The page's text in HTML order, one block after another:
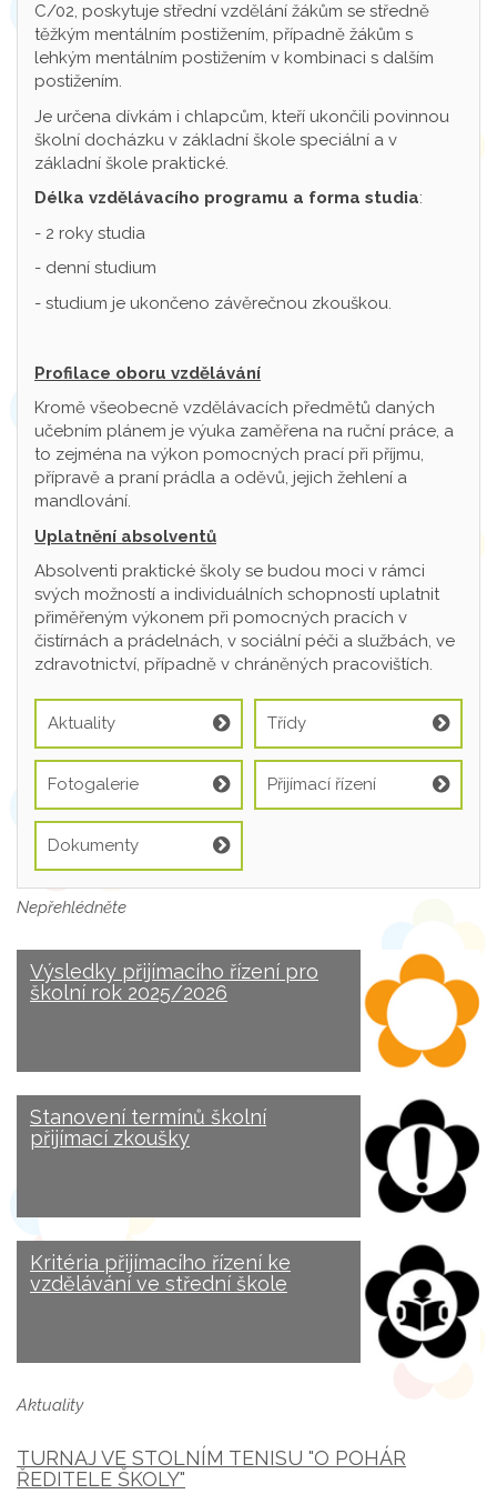
C/02, poskytuje střední vzdělání žákům se středně
těžkým mentálním postižením, případně žákům s
lehkým mentálním postižením v kombinaci s dalším
postižením.
Je určena dívkám i chlapcům, kteří ukončili povinnou
školní docházku v základní škole speciální a v
základní škole praktické.
Délka vzdělávacího programu a forma studia:
- 2 roky studia
- denní studium
- studium je ukončeno závěrečnou zkouškou.
Profilace oboru vzdělávání
Kromě všeobecně vzdělávacích předmětů daných
učebním plánem je výuka zaměřena na ruční práce, a
to zejména na výkon pomocných prací při příjmu,
přípravě a praní prádla a oděvů, jejich žehlení a
mandlování.
Uplatnění absolventů
Absolventi praktické školy se budou moci v rámci
svých možností a individuálních schopností uplatnit
přiměřeným výkonem při pomocných pracích v
čistírnách a prádelnách, v sociální péči a službách, ve
zdravotnictví, případně v chráněných pracovištích.
Aktuality Třídy
Fotogalerie Přijímací řízení
Dokumenty
Nepřehlédněte
Výsledky přijímacího řízení pro
školní rok 2025/2026
Stanovení termínů školní
přijímací zkoušky
Kritéria přijímacího řízení ke
vzdělávání ve střední škole
Aktuality
TURNAJ VE STOLNÍM TENISU "O POHÁR
ŘEDITELE ŠKOLY"